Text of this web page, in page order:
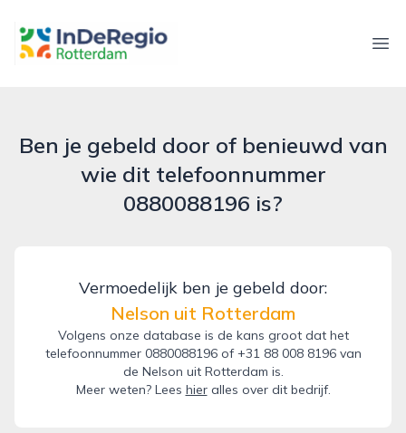
inderegiorotterdam.nl
Ben je gebeld door of benieuwd van
wie dit telefoonnummer
0880088196 is?
Vermoedelijk ben je gebeld door:
Nelson uit Rotterdam
Volgens onze database is de kans groot dat het
telefoonnummer 0880088196 of +31 88 008 8196 van
de Nelson uit Rotterdam is.
Meer weten? Lees hieralles over dit bedrijf.